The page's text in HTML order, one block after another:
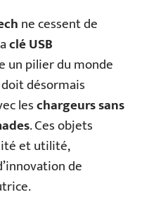
ne cessent de
clé USB
un pilier du monde
désormais
leschargeurs sans
. Ces objets
et utilité,
de